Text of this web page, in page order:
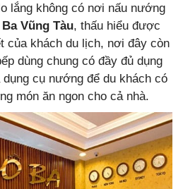
lắng không có nơi nấu nướng
Vũng Tàu, thấu hiểu được
của khách du lịch, nơi đây còn
dùng chung có đầy đủ dụng
cụ nướng để du khách có
món ăn ngon cho cả nhà.